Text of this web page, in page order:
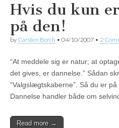
Hvis du kun
på den!
by Carsten Borch • 04/10/2007 • 2
“At meddele sig er natur; at
det gives, er dannelse.” Sådan
“Valgslægtskaberne”. Så du er
Dannelse handler både om
Read more →